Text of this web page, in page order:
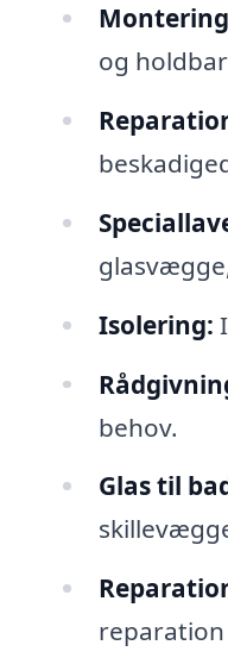
og
Isolering:
behov.
Glas til
reparation